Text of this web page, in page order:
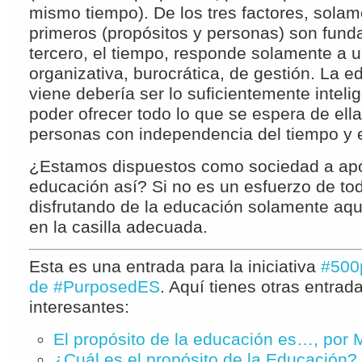
mismo tiempo). De los tres factores,
primeros (propósitos y personas) son
tercero, el tiempo, responde solamente a
organizativa, burocrática, de gestión. La
viene debería ser lo suficientemente
poder ofrecer todo lo que se espera de
personas con independencia del tiempo y
¿Estamos dispuestos como sociedad a
educación así? Si no es un esfuerzo de
disfrutando de la educación solamente
en la casilla adecuada.
Esta es una entrada para la iniciativa
de #PurposedES. Aquí tienes otras
interesantes:
El propósito de la educación es…, por